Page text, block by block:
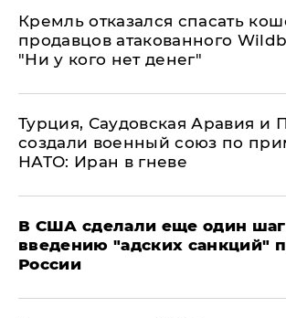
Кремль отказался спасать
продавцов атакованного
"Ни у кого нет денег"
Турция, Саудовская Аравия и
создали военный союз по
НАТО: Иран в гневе
В США сделали еще один
введению "адских санкций"
России